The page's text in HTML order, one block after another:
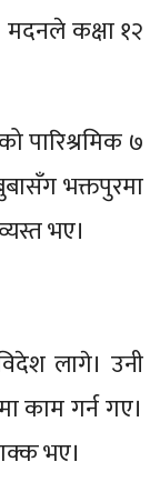
कक्षा १२
पारिश्रमिक ७
भक्तपुरमा
भए।
लागे। उनी
काम गर्न गए।
भए।